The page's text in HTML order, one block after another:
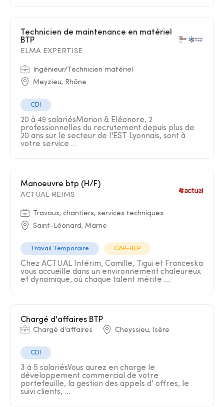
BTP
ELMA EXPERTISE
Ingénieur/Technicien matériel
Meyzieu, Rhône
CDI
20 à 49 salariésMarion & Eléonore, 2
professionnelles du recrutement depuis plus de
20 ans sur le secteur de l'EST Lyonnais, sont à
votre service ...
Manoeuvre btp (H/F)
ACTUAL REIMS
Travaux, chantiers, services techniques
Saint-Léonard, Marne
Travail Temporaire CAP-BEP
Chez ACTUAL Intérim, Camille, Tigui et Franceska
vous accueille dans un environnement chaleureux
et dynamique, où chaque talent mérite ...
Chargé d'affaires BTP
Chargé d'affaires Cheyssieu, Isère
CDI
3 à 5 salariésVous aurez en charge le
développement commercial de votre
portefeuille, la gestion des appels d' offres, le
suivi clients, ...